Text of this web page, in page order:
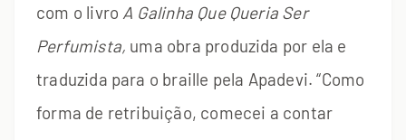
com o livro A Galinha Que Queria Ser
Perfumista, uma obra produzida por ela e
traduzida para o braille pela Apadevi. “Como
forma de retribuição, comecei a contar